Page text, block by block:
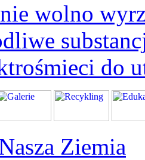
wolno
do
Ziemia